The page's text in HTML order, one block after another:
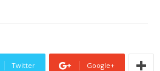
Twitter Google+